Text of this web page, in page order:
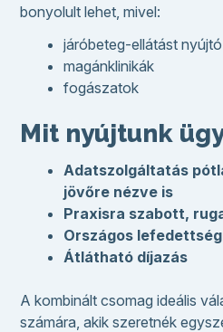
bonyolult lehet, mivel:
járóbeteg-ellátást
magánklinikák
fogászatok
Mit nyújtunk
Adatszolgáltatás
jövőre nézve is
Praxisra szabott,
Országos lefedettség
Átlátható díjazás
A kombinált csomag ideális
számára, akik szeretnék